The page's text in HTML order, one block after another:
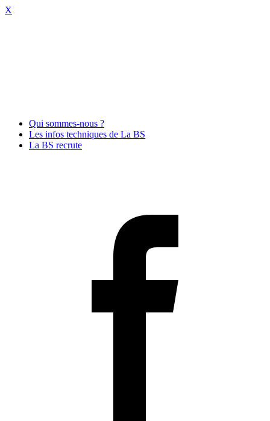
X
Qui sommes-nous ?
Les infos techniques de La BS
La BS recrute